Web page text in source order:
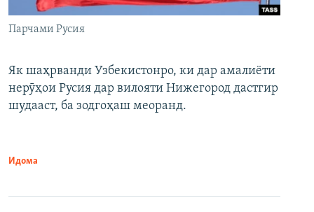
Парчами Русия
Як шаҳрванди Узбекистонро, ки дар амалиёти
нерӯҳои Русия дар вилояти Нижегород дастгир
шудааст, ба зодгоҳаш меоранд.
Идома